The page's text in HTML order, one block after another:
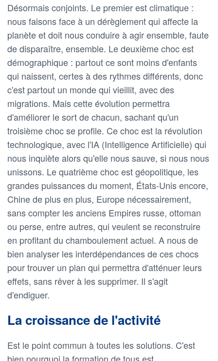
Désormais conjoints. Le premier est climatique :
nous faisons face à un dérèglement qui affecte la
planète et doit nous conduire à agir ensemble, faute
de disparaître, ensemble. Le deuxième choc est
démographique : partout ce sont moins d'enfants
qui naissent, certes à des rythmes différents, donc
c'est partout un monde qui vieillit, avec des
migrations. Mais cette évolution permettra
d'améliorer le sort de chacun, sachant qu'un
troisième choc se profile. Ce choc est la révolution
technologique, avec l'IA (Intelligence Artificielle) qui
nous inquiète alors qu'elle nous sauve, si nous nous
unissons. Le quatrième choc est géopolitique, les
grandes puissances du moment, États-Unis encore,
Chine de plus en plus, Europe nécessairement,
sans compter les anciens Empires russe, ottoman
ou perse, entre autres, qui veulent se reconstruire
en profitant du chamboulement actuel. A nous de
bien analyser les interdépendances de ces chocs
pour trouver un plan qui permettra d'atténuer leurs
effets, sans rêver à les supprimer. Il s'agit
d'endiguer.
La croissance de l'activité
Est le point commun à toutes les solutions. C'est